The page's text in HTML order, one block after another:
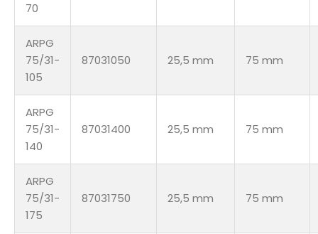
70
ARPG
75/31-
105
87031050 25,5 mm 75 mm
ARPG
75/31-
140
87031400 25,5 mm 75 mm
ARPG
75/31-
175
87031750 25,5 mm 75 mm